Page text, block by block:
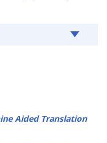
Aided Translation